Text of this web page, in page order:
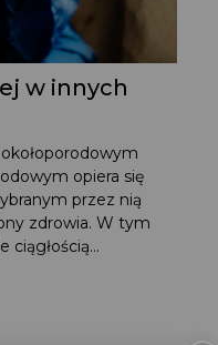
w innych
Ciągła
opiera się
przez nią
zdrowia. W tym